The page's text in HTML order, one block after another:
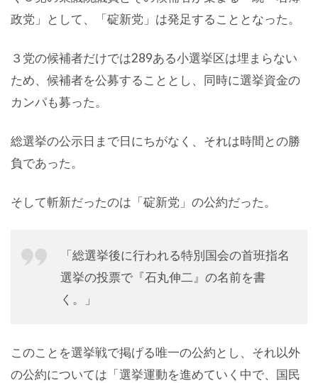
政党」として、「碇新党」は発足することとなった。
３党の候補者だけでは289ある小選挙区は埋まらない
ため、候補者を公募することとし、同時に選挙資金の
カンパも募った。
総選挙の公示日まで日にちがなく、それは時間との勝
負であった。
そして斬新だったのは「碇新党」の公約だった。
「総選挙後に行われる特別国会の首班指名
選挙の投票で『石丸伸二』の名前を書
く。」
このことを選挙戦で掲げる唯一の公約とし、それ以外
の公約については「選挙運動を進めていく中で、国民